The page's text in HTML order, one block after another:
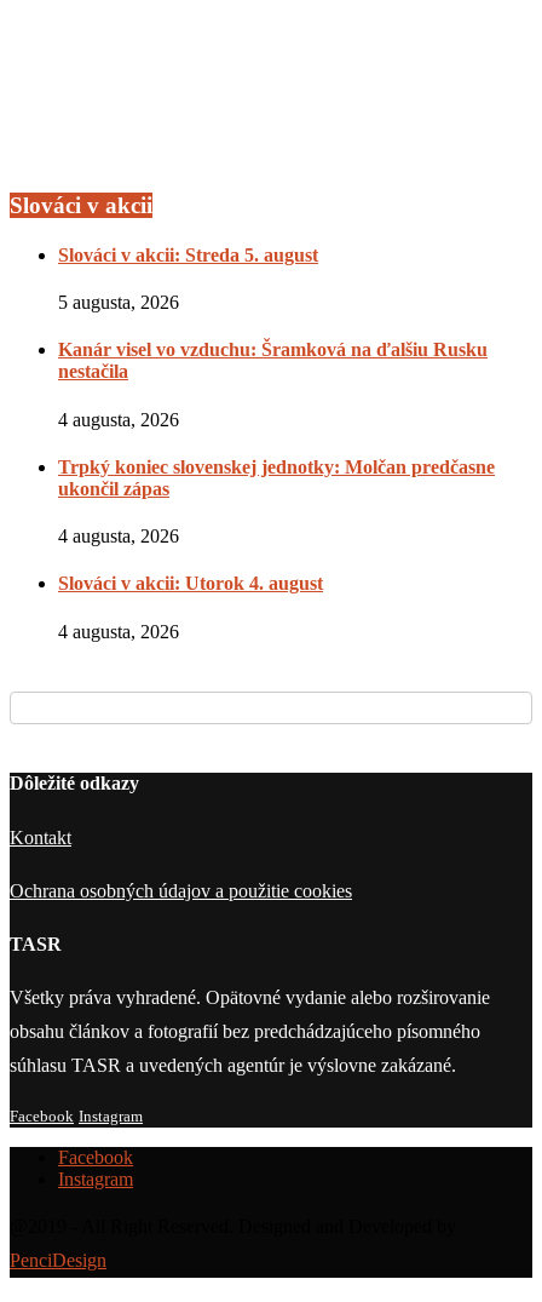
Slováci v akcii
Slováci v akcii: Streda 5. august
5 augusta, 2026
Kanár visel vo vzduchu: Šramková na ďalšiu Rusku
nestačila
4 augusta, 2026
Trpký koniec slovenskej jednotky: Molčan predčasne
ukončil zápas
4 augusta, 2026
Slováci v akcii: Utorok 4. august
4 augusta, 2026
Dôležité odkazy
Kontakt
Ochrana osobných údajov a použitie cookies
TASR
Všetky práva vyhradené. Opätovné vydanie alebo rozširovanie
obsahu článkov a fotografií bez predchádzajúceho písomného
súhlasu TASR a uvedených agentúr je výslovne zakázané.
Facebook Instagram
Facebook
Instagram
PenciDesign